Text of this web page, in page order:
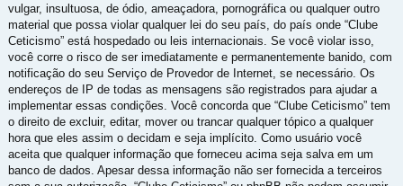
vulgar, insultuosa, de ódio, ameaçadora, pornográfica ou qualquer outro
material que possa violar qualquer lei do seu país, do país onde “Clube
Ceticismo” está hospedado ou leis internacionais. Se você violar isso,
você corre o risco de ser imediatamente e permanentemente banido, com
notificação do seu Serviço de Provedor de Internet, se necessário. Os
endereços de IP de todas as mensagens são registrados para ajudar a
implementar essas condições. Você concorda que “Clube Ceticismo” tem
o direito de excluir, editar, mover ou trancar qualquer tópico a qualquer
hora que eles assim o decidam e seja implícito. Como usuário você
aceita que qualquer informação que forneceu acima seja salva em um
banco de dados. Apesar dessa informação não ser fornecida a terceiros